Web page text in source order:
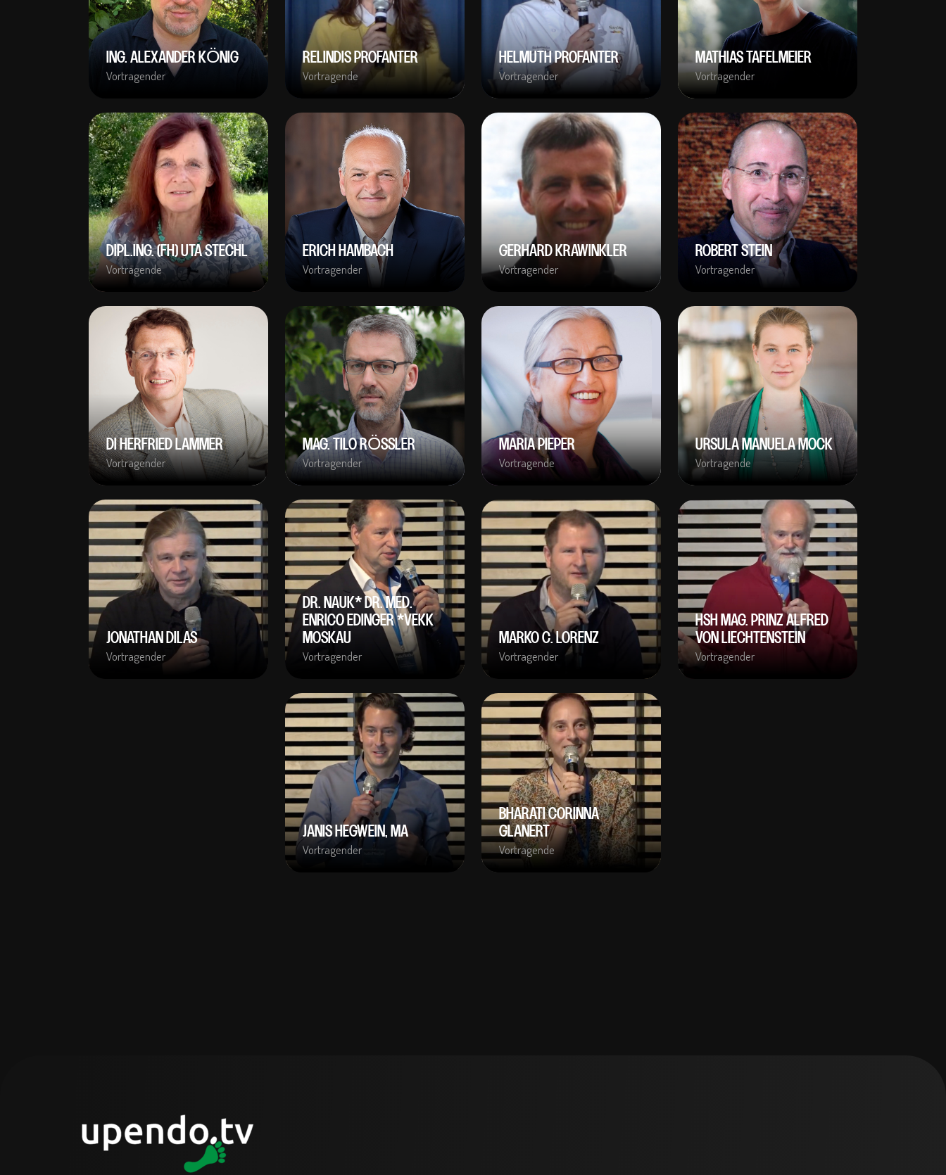
ING. ALEXANDER KÖNIG
Vortragender
RELINDIS PROFANTER
Vortragende
HELMUTH PROFANTER
Vortragender
MATHIAS TAFELMEIER
Vortragender
DIPL.ING. (FH) UTA STECHL
Vortragende
ERICH HAMBACH
Vortragender
GERHARD KRAWINKLER
Vortragender
ROBERT STEIN
Vortragender
DI HERFRIED LAMMER
Vortragender
MAG. TILO RÖSSLER
Vortragender
MARIA PIEPER
Vortragende
URSULA MANUELA MOCK
Vortragende
JONATHAN DILAS
Vortragender
DR. NAUK* DR. MED.
ENRICO EDINGER *VEKK
MOSKAU
Vortragender
MARKO C. LORENZ
Vortragender
HSH MAG. PRINZ ALFRED
VON LIECHTENSTEIN
Vortragender
JANIS HEGWEIN, MA
Vortragender
BHARATI CORINNA
GLANERT
Vortragende